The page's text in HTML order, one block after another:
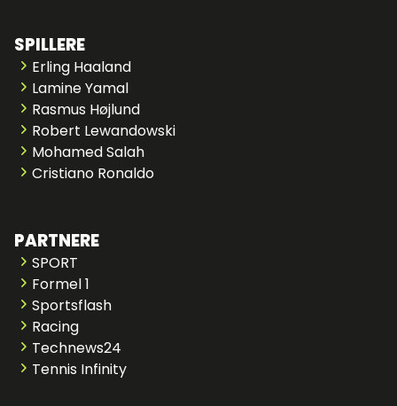
SPILLERE
Erling Haaland
Lamine Yamal
Rasmus Højlund
Robert Lewandowski
Mohamed Salah
Cristiano Ronaldo
PARTNERE
SPORT
Formel 1
Sportsflash
Racing
Technews24
Tennis Infinity